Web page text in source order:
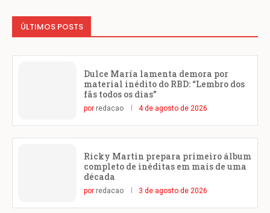
ÚLTIMOS POSTS
Dulce María lamenta demora por
material inédito do RBD: “Lembro dos
fãs todos os dias”
por redacao 4 de agosto de 2026
Ricky Martin prepara primeiro álbum
completo de inéditas em mais de uma
década
por redacao 3 de agosto de 2026